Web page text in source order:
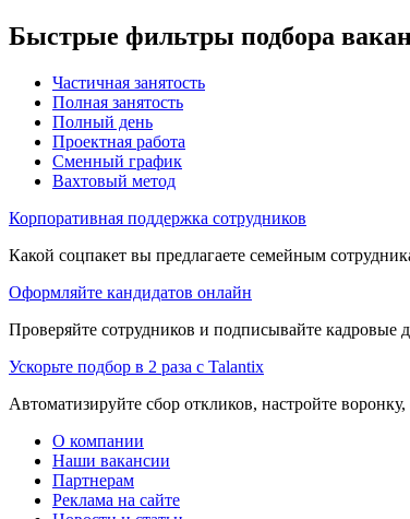
Быстрые фильтры подбора
Частичная занятость
Полная занятость
Полный день
Проектная работа
Сменный график
Вахтовый метод
Корпоративная поддержка сотрудников
Какой соцпакет вы предлагаете семейным
Оформляйте кандидатов онлайн
Проверяйте сотрудников и подписывайте кадровые
Ускорьте подбор в 2 раза с Talantix
Автоматизируйте сбор откликов, настройте
О компании
Наши вакансии
Партнерам
Реклама на сайте